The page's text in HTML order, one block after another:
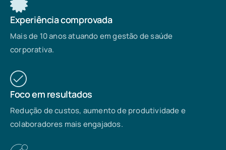
Experiência comprovada
Mais de 10 anos atuando em gestão de saúde
corporativa.
Foco em resultados
Redução de custos, aumento de produtividade e
colaboradores mais engajados.